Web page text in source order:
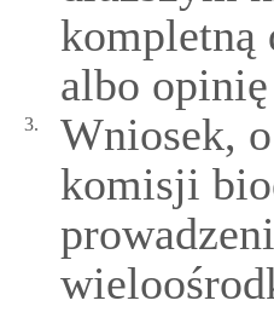
kompletną
albo
3.
Wniosek,
komisji